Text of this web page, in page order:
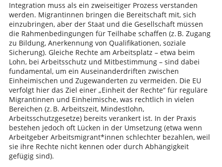
Integration muss als ein zweiseitiger Prozess verstanden
werden. Migrantinnen bringen die Bereitschaft mit, sich
einzubringen, aber der Staat und die Gesellschaft müssen
die Rahmenbedingungen für Teilhabe schaffen (z. B. Zugang
zu Bildung, Anerkennung von Qualifikationen, soziale
Sicherung). Gleiche Rechte am Arbeitsplatz – etwa beim
Lohn, bei Arbeitsschutz und Mitbestimmung – sind dabei
fundamental, um ein Auseinanderdriften zwischen
Einheimischen und Zugewanderten zu vermeiden. Die EU
verfolgt hier das Ziel einer „Einheit der Rechte“ für reguläre
Migrantinnen und Einheimische, was rechtlich in vielen
Bereichen (z. B. Arbeitszeit, Mindestlohn,
Arbeitsschutzgesetze) bereits verankert ist. In der Praxis
bestehen jedoch oft Lücken in der Umsetzung (etwa wenn
Arbeitgeber Arbeitsmigrant*innen schlechter bezahlen, weil
sie ihre Rechte nicht kennen oder durch Abhängigkeit
gefügig sind).